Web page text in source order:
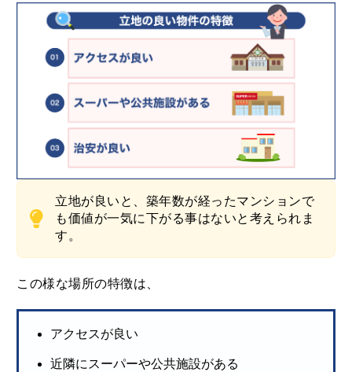
立地が良いと、築年数が経ったマンションで
も価値が一気に下がる事はないと考えられま
す。
この様な場所の特徴は、
アクセスが良い
近隣にスーパーや公共施設がある